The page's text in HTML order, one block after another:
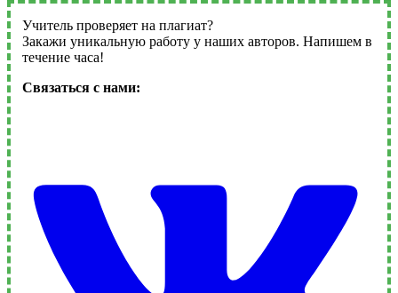
Учитель проверяет на плагиат?
Закажи уникальную работу у наших авторов. Напишем в
течение часа!
Связаться с нами: